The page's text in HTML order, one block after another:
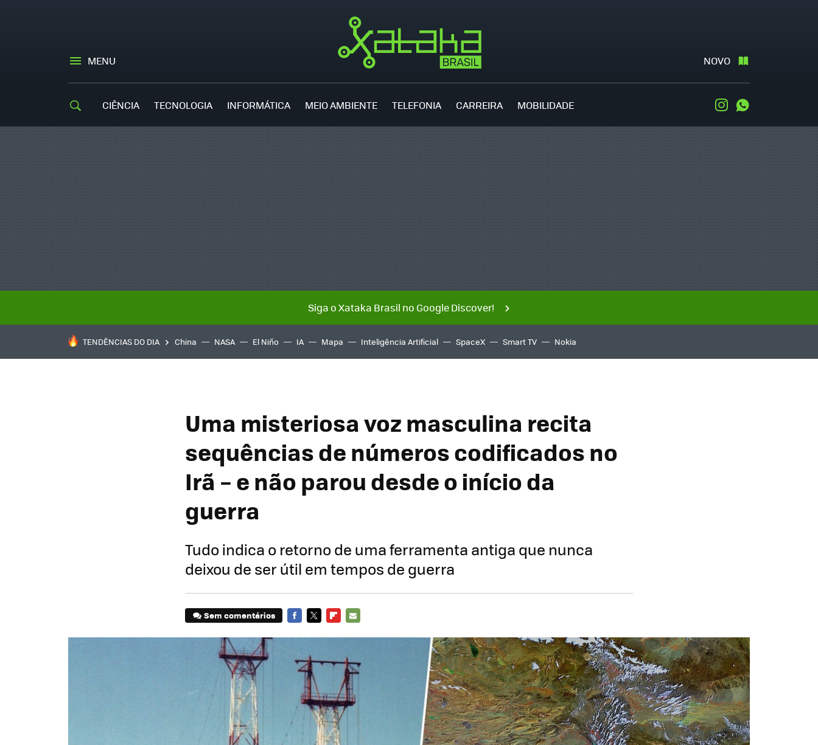
MENU NOVO
CIÊNCIA TECNOLOGIA INFORMÁTICA MEIO AMBIENTE TELEFONIA CARREIRA MOBILIDADE Instagram
Siga o Xataka Brasil no Google Discover!
TENDÊNCIAS DO DIA China NASA El Niño IA Mapa Inteligência Artificial SpaceX Smart TV Nokia
Uma misteriosa voz masculina recita
sequências de números codificados no
Irã – e não parou desde o início da
guerra
Tudo indica o retorno de uma ferramenta antiga que nunca
deixou de ser útil em tempos de guerra
Sem comentários